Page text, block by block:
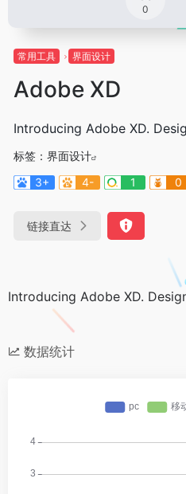
0
常用工具 界面设计
Adobe XD
Introducing Adobe XD.
标签： 界面设计
3+
4- 1 0
链接直达
Introducing Adobe XD.
数据统计